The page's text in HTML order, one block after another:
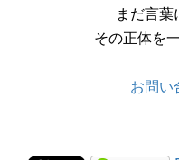
まだ言葉
その正体を
お問い